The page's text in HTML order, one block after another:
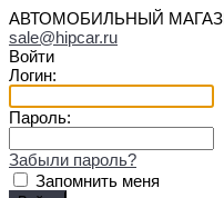
АВТОМОБИЛЬНЫЙ
sale@hipcar.ru
Войти
Логин:
Пароль:
Забыли пароль?
Запомнить меня